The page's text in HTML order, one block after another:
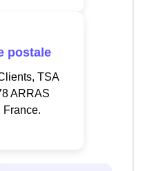
postale
TSA
ARRAS
France.